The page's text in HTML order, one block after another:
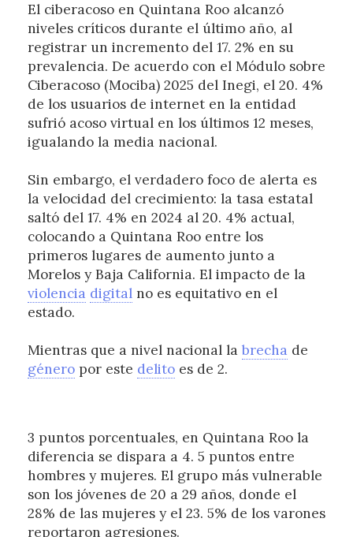
El ciberacoso en Quintana Roo alcanzó
niveles críticos durante el último año, al
registrar un incremento del 17. 2% en su
prevalencia. De acuerdo con el Módulo sobre
Ciberacoso (Mociba) 2025 del Inegi, el 20. 4%
de los usuarios de internet en la entidad
sufrió acoso virtual en los últimos 12 meses,
igualando la media nacional.
Sin embargo, el verdadero foco de alerta es
la velocidad del crecimiento: la tasa estatal
saltó del 17. 4% en 2024 al 20. 4% actual,
colocando a Quintana Roo entre los
primeros lugares de aumento junto a
Morelos y Baja California. El impacto de la
violencia digitalno es equitativo en el
estado.
Mientras que a nivel nacional la brecha de
géneropor este delitoes de 2.
3 puntos porcentuales, en Quintana Roo la
diferencia se dispara a 4. 5 puntos entre
hombres y mujeres. El grupo más vulnerable
son los jóvenes de 20 a 29 años, donde el
28% de las mujeres y el 23. 5% de los varones
reportaron agresiones.